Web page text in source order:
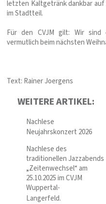
letzten Kaltgetränk dankbar
im Stadtteil.
Für den CVJM gilt: Wir sind
vermutlich beim nächsten
Text: Rainer Joergens
WEITERE ARTIKEL:
Nachlese
Neujahrskonzert 2026
Nachlese des
traditionellen Jazzabends
„Zeitenwechsel“ am
25.10.2025 im CVJM
Wuppertal-
Langerfeld.